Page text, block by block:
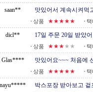
saan**
맛있어서 계속시켜먹
상품 ★★★★★ 택
dicl**
17일 주문 20일 받았
상품 ★★★★★ 택
Glas****
맛있어요~~~ 처음에
상품 ★★★★★ 택
nayu*****
박스포장 받아보고